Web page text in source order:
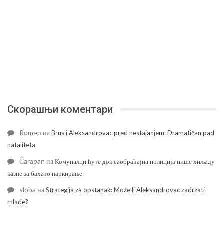
Скорашњи коментари
Romeo наBrus i Aleksandrovac pred nestajanjem: Dramatičan pad
nataliteta
Čarapan наКомуналци ћуте док саобраћајна полиција пише хиљаду
казне за бахато паркирање
sloba наStrategija za opstanak: Može li Aleksandrovac zadržati
mlade?